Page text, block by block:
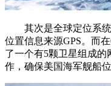
其次是全球定位系统
位置信息来源GPS。而
了一个有5颗卫星组成的
作，确保美国海军舰船